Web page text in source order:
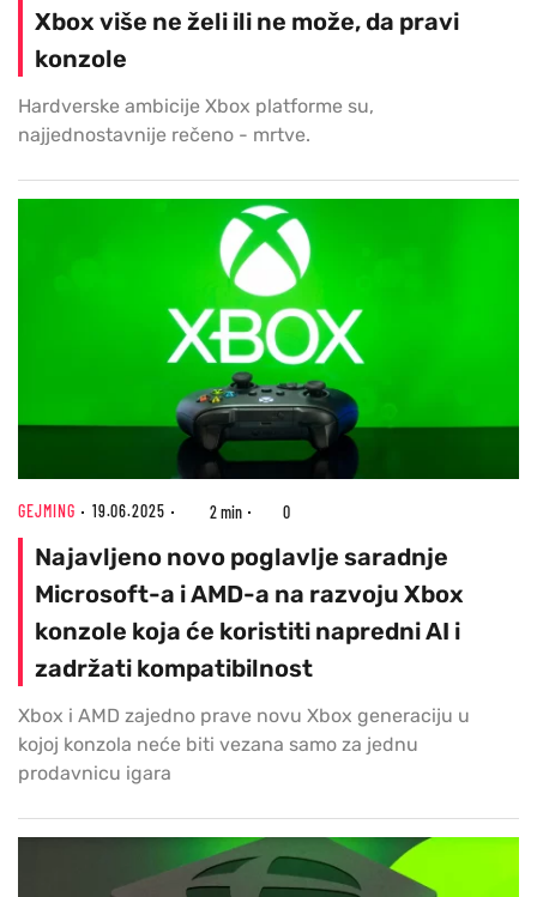
Xbox više ne želi ili ne može, da pravi
konzole
Hardverske ambicije Xbox platforme su,
najjednostavnije rečeno - mrtve.
GEJMING 19.06.2025 2 min 0
Najavljeno novo poglavlje saradnje
Microsoft-a i AMD-a na razvoju Xbox
konzole koja će koristiti napredni AI i
zadržati kompatibilnost
Xbox i AMD zajedno prave novu Xbox generaciju u
kojoj konzola neće biti vezana samo za jednu
prodavnicu igara